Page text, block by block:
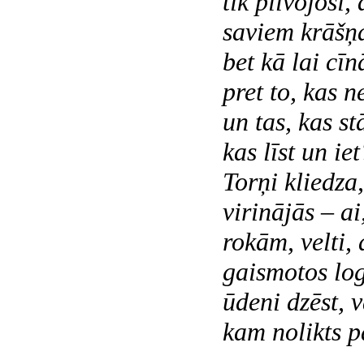
saviem
bet kā lai
pret to, kas
un tas, kas
kas līst un
Torņi
virinājās –
rokām, velti,
gaismotos
ūdeni dzēst,
kam nolikts